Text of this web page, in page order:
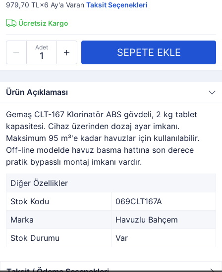
979,70 TL×6 Ay'a Varan Taksit Seçenekleri
Ücretsiz Kargo
Adet
Ürün Açıklaması
Gemaş CLT-167 Klorinatör ABS gövdeli, 2 kg tablet
kapasitesi. Cihaz üzerinden dozaj ayar imkanı.
Maksimum 95 m³'e kadar havuzlar için kullanılabilir.
Off-line modelde havuz basma hattına son derece
pratik bypasslı montaj imkanı vardır.
Diğer Özellikler
Stok Kodu
069CLT167A
Marka
Havuzlu Bahçem
Stok Durumu
Var